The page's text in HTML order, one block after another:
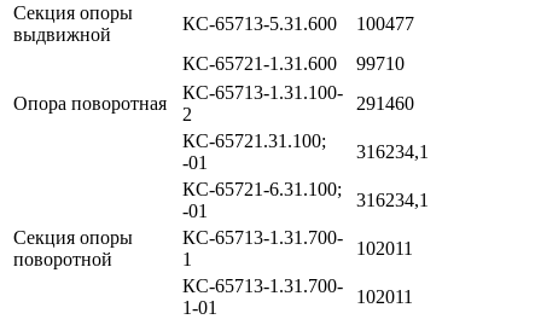
Секция опоры
выдвижной
КС-65713-5.31.600
100477
КС-65721-1.31.600
99710
Опора поворотная
КС-65713-1.31.100-
2
291460
КС-65721.31.100;
-01
316234,1
КС-65721-6.31.100;
-01
316234,1
Секция опоры
поворотной
КС-65713-1.31.700-
1
102011
КС-65713-1.31.700-
1-01
102011